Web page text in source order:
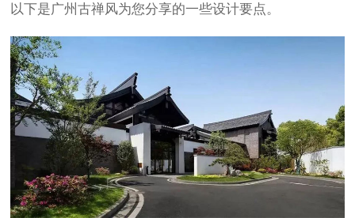
以下是广州古禅风为您分享的一些设计要点。